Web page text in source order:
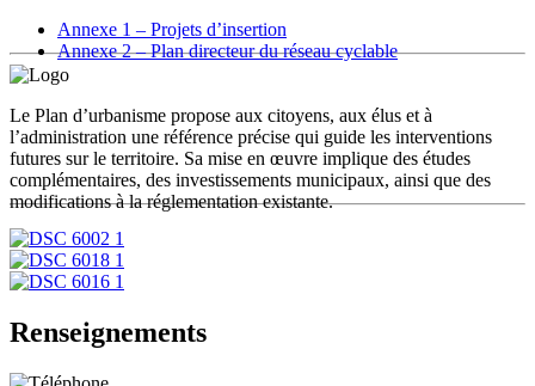
Annexe 1 – Projets d’insertion
Annexe 2 – Plan directeur du réseau cyclable
Le Plan d’urbanisme propose aux citoyens, aux élus et à
l’administration une référence précise qui guide les interventions
futures sur le territoire. Sa mise en œuvre implique des études
complémentaires, des investissements municipaux, ainsi que des
modifications à la réglementation existante.
Renseignements